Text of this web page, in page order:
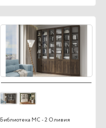
Библиотека МС - 2 Оливия